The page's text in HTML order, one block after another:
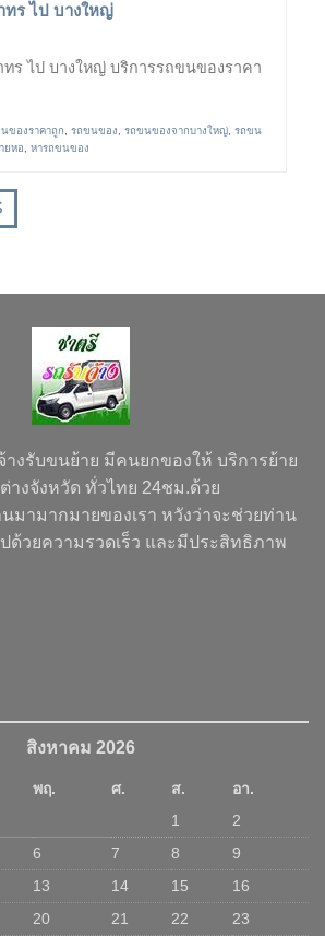
ทร ไป บางใหญ่
ร ไป บางใหญ่ บริการรถขนของราคา
ของราคาถูก, รถขนของ, รถขนของจากบางใหญ่, รถขน
ยหอ, หารถขนของ
างรับขนย้าย มีคนยกของให้ บริการย้าย
างจังหวัด ทั่วไทย 24ชม.ด้วย
มามากมายของเรา หวังว่าจะช่วยท่าน
ด้วยความรวดเร็ว และมีประสิทธิภาพ
สิงหาคม 2026
พฤ. ศ. ส.
อา.
1
2
6 7 8
9
13 14 15
16
20 21 22
23